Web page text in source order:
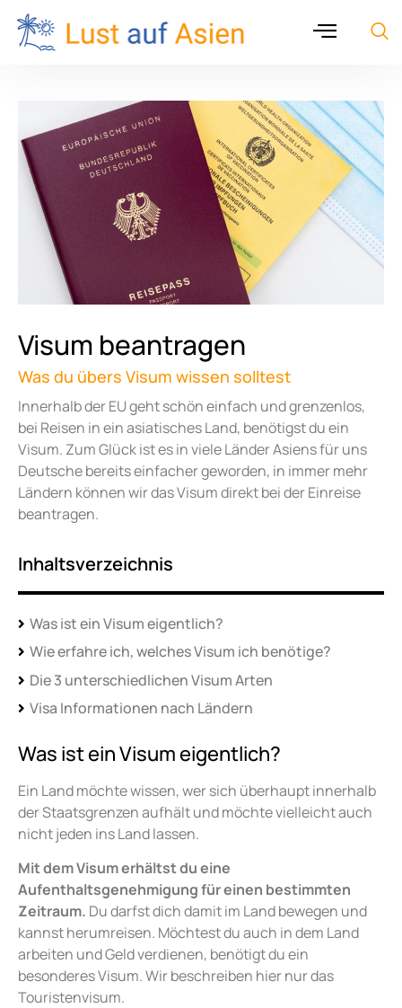
Visum beantragen
Was du übers Visum wissen solltest
Innerhalb der EU geht schön einfach und grenzenlos,
bei Reisen in ein asiatisches Land, benötigst du ein
Visum. Zum Glück ist es in viele Länder Asiens für uns
Deutsche bereits einfacher geworden, in immer mehr
Ländern können wir das Visum direkt bei der Einreise
beantragen.
Inhaltsverzeichnis
Was ist ein Visum eigentlich?
Wie erfahre ich, welches Visum ich benötige?
Die 3 unterschiedlichen Visum Arten
Visa Informationen nach Ländern
Was ist ein Visum eigentlich?
Ein Land möchte wissen, wer sich überhaupt innerhalb
der Staatsgrenzen aufhält und möchte vielleicht auch
nicht jeden ins Land lassen.
Mit dem Visum erhältst du eine
Aufenthaltsgenehmigung für einen bestimmten
Zeitraum. Du darfst dich damit im Land bewegen und
kannst herumreisen. Möchtest du auch in dem Land
arbeiten und Geld verdienen, benötigt du ein
besonderes Visum. Wir beschreiben hier nur das
Touristenvisum.